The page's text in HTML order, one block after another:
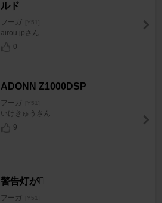
ルド
フーガ [Y51]
airou.jpさん
0
ADONN Z1000DSP
フーガ [Y51]
いけきゅうさん
9
警告灯が
フーガ [Y51]